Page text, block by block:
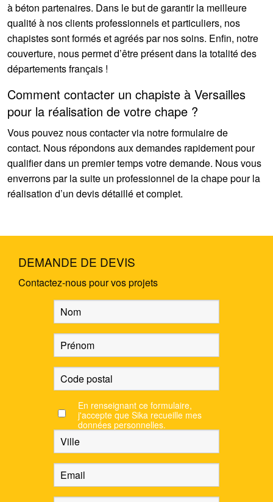
à béton partenaires. Dans le but de garantir la meilleure
qualité à nos clients professionnels et particuliers, nos
chapistes sont formés et agréés par nos soins. Enfin, notre
couverture, nous permet d’être présent dans la totalité des
départements français !
Comment contacter un chapiste à Versailles
pour la réalisation de votre chape ?
Vous pouvez nous contacter via notre formulaire de
contact. Nous répondons aux demandes rapidement pour
qualifier dans un premier temps votre demande. Nous vous
enverrons par la suite un professionnel de la chape pour la
réalisation d’un devis détaillé et complet.
DEMANDE DE DEVIS
Contactez-nous pour vos projets
En renseignant ce formulaire,
j'accepte que Sika recueille mes
données personnelles.